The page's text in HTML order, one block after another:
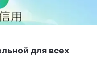
для всех